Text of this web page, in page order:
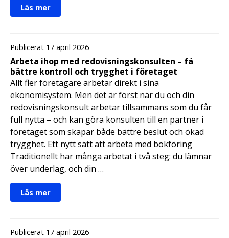
Läs mer
Publicerat 17 april 2026
Arbeta ihop med redovisningskonsulten – få
bättre kontroll och trygghet i företaget
Allt fler företagare arbetar direkt i sina
ekonomisystem. Men det är först när du och din
redovisningskonsult arbetar tillsammans som du får
full nytta – och kan göra konsulten till en partner i
företaget som skapar både bättre beslut och ökad
trygghet. Ett nytt sätt att arbeta med bokföring
Traditionellt har många arbetat i två steg: du lämnar
över underlag, och din …
Läs mer
Publicerat 17 april 2026